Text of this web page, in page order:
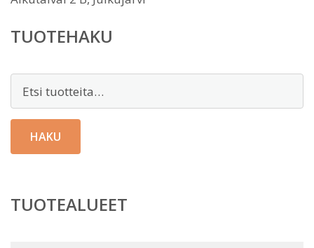
TUOTEHAKU
HAKU
TUOTEALUEET